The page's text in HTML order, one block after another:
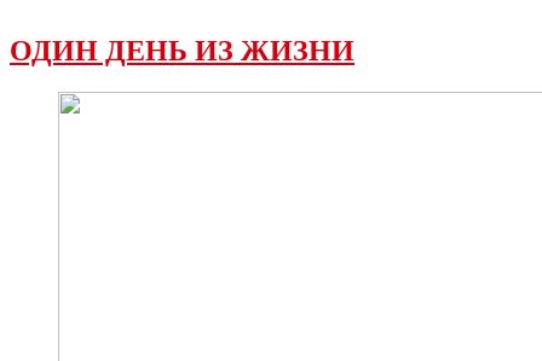
ОДИН ДЕНЬ ИЗ ЖИЗНИ